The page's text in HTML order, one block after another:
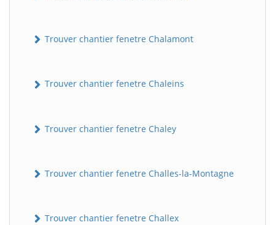
Trouver chantier fenetre Chalamont
Trouver chantier fenetre Chaleins
Trouver chantier fenetre Chaley
Trouver chantier fenetre Challes-la-Montagne
Trouver chantier fenetre Challex